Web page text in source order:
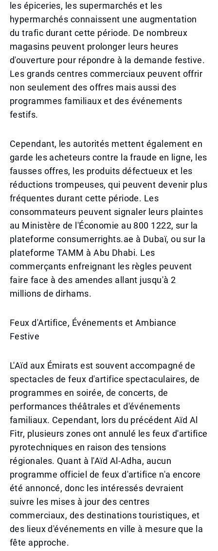
les épiceries, les supermarchés et les
hypermarchés connaissent une augmentation
du trafic durant cette période. De nombreux
magasins peuvent prolonger leurs heures
d'ouverture pour répondre à la demande festive.
Les grands centres commerciaux peuvent offrir
non seulement des offres mais aussi des
programmes familiaux et des événements
festifs.
Cependant, les autorités mettent également en
garde les acheteurs contre la fraude en ligne, les
fausses offres, les produits défectueux et les
réductions trompeuses, qui peuvent devenir plus
fréquentes durant cette période. Les
consommateurs peuvent signaler leurs plaintes
au Ministère de l'Économie au 800 1222, sur la
plateforme consumerrights.ae à Dubaï, ou sur la
plateforme TAMM à Abu Dhabi. Les
commerçants enfreignant les règles peuvent
faire face à des amendes allant jusqu'à 2
millions de dirhams.
Feux d'Artifice, Événements et Ambiance
Festive
L'Aïd aux Émirats est souvent accompagné de
spectacles de feux d'artifice spectaculaires, de
programmes en soirée, de concerts, de
performances théâtrales et d'événements
familiaux. Cependant, lors du précédent Aïd Al
Fitr, plusieurs zones ont annulé les feux d'artifice
pyrotechniques en raison des tensions
régionales. Quant à l'Aïd Al-Adha, aucun
programme officiel de feux d'artifice n'a encore
été annoncé, donc les intéressés devraient
suivre les mises à jour des centres
commerciaux, des destinations touristiques, et
des lieux d'événements en ville à mesure que la
fête approche.